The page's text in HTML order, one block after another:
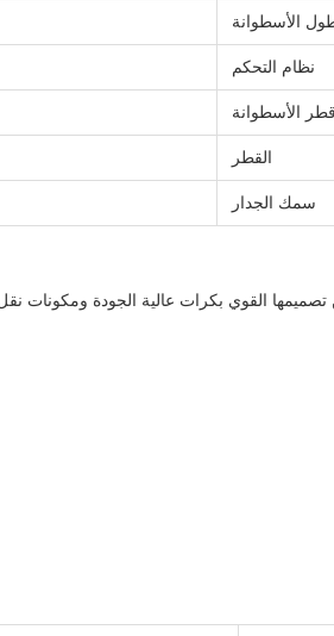
الأسطوانة
نظام التحكم
قطر الأسطوانة
القطر
سمك الجدار